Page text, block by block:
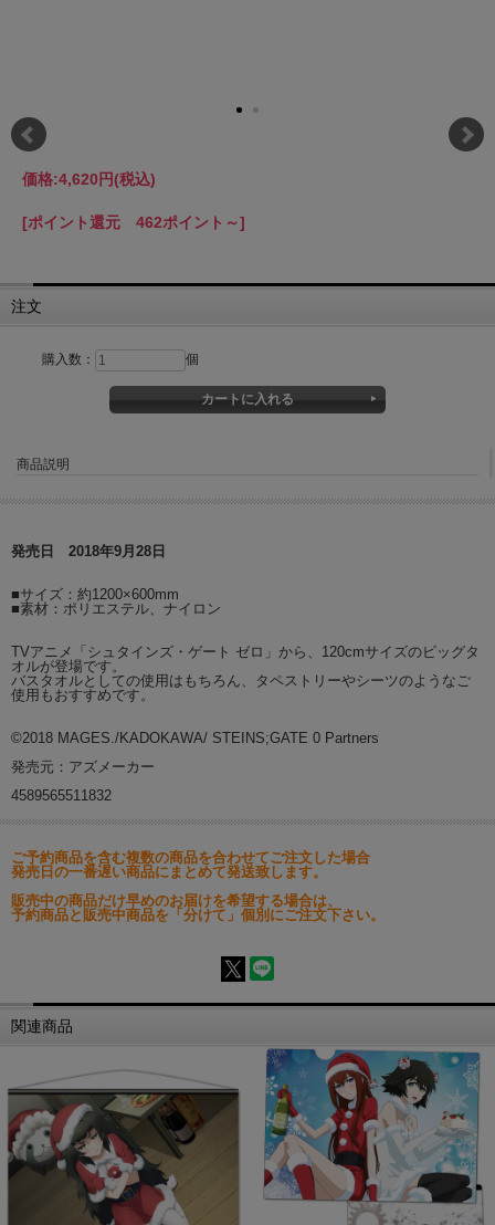
価格:4,620円(税込)
[ポイント還元 462ポイント～]
注文
購入数： 個
商品説明
発売日 2018年9月28日
■サイズ：約1200×600mm
■素材：ポリエステル、ナイロン
TVアニメ「シュタインズ・ゲート ゼロ」から、120cmサイズのビッグタ
オルが登場です。
バスタオルとしての使用はもちろん、タペストリーやシーツのようなご
使用もおすすめです。
©2018 MAGES./KADOKAWA/ STEINS;GATE 0 Partners
発売元：アズメーカー
4589565511832
ご予約商品を含む複数の商品を合わせてご注文した場合
発売日の一番遅い商品にまとめて発送致します。
販売中の商品だけ早めのお届けを希望する場合は、
予約商品と販売中商品を「分けて」個別にご注文下さい。
関連商品